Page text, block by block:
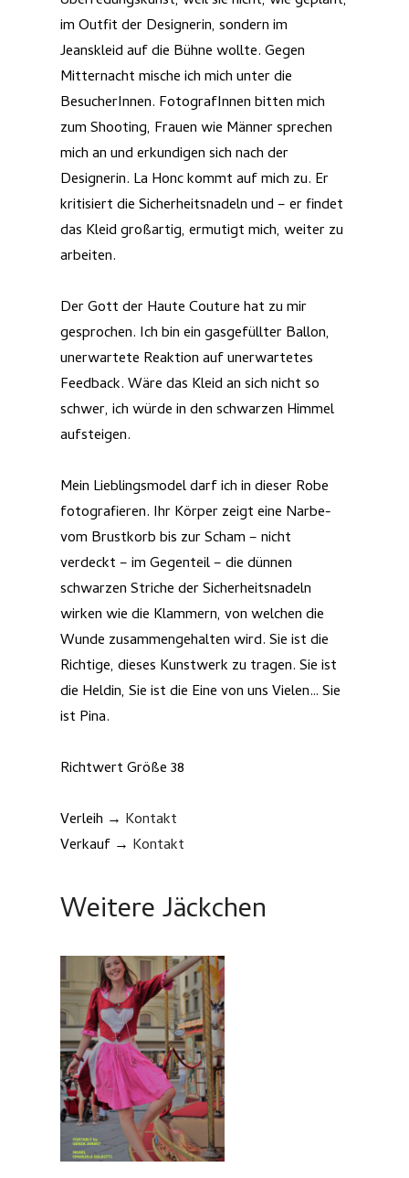
im Outfit der Designerin, sondern im
Jeanskleid auf die Bühne wollte. Gegen
Mitternacht mische ich mich unter die
BesucherInnen. FotografInnen bitten mich
zum Shooting, Frauen wie Männer sprechen
mich an und erkundigen sich nach der
Designerin. La Honc kommt auf mich zu. Er
kritisiert die Sicherheitsnadeln und – er findet
das Kleid großartig, ermutigt mich, weiter zu
arbeiten.
Der Gott der Haute Couture hat zu mir
gesprochen. Ich bin ein gasgefüllter Ballon,
unerwartete Reaktion auf unerwartetes
Feedback. Wäre das Kleid an sich nicht so
schwer, ich würde in den schwarzen Himmel
aufsteigen.
Mein Lieblingsmodel darf ich in dieser Robe
fotografieren. Ihr Körper zeigt eine Narbe-
vom Brustkorb bis zur Scham – nicht
verdeckt – im Gegenteil – die dünnen
schwarzen Striche der Sicherheitsnadeln
wirken wie die Klammern, von welchen die
Wunde zusammengehalten wird. Sie ist die
Richtige, dieses Kunstwerk zu tragen. Sie ist
die Heldin, Sie ist die Eine von uns Vielen… Sie
ist Pina.
Richtwert Größe 38
Verleih → Kontakt
Verkauf → Kontakt
Weitere Jäckchen